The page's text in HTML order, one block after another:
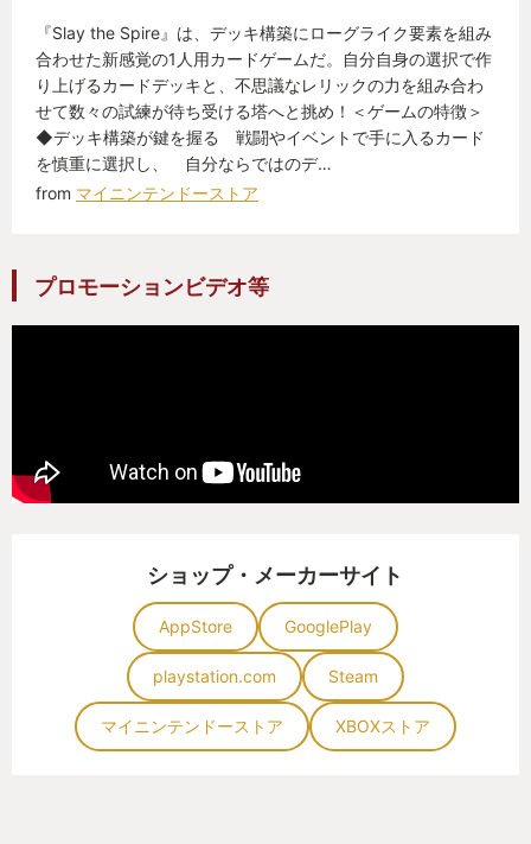
『Slay the Spire』は、デッキ構築にローグライク要素を組み
合わせた新感覚の1人用カードゲームだ。自分自身の選択で作
り上げるカードデッキと、不思議なレリックの力を組み合わ
せて数々の試練が待ち受ける塔へと挑め！＜ゲームの特徴＞
◆デッキ構築が鍵を握る 戦闘やイベントで手に入るカード
を慎重に選択し、 自分ならではのデ…
from マイニンテンドーストア
プロモーションビデオ等
ショップ・メーカーサイト
AppStore GooglePlay
playstation.com Steam
マイニンテンドーストア XBOXストア